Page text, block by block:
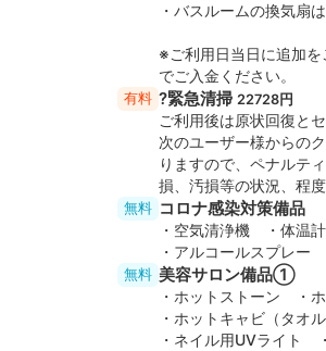
・バスルームの換気扇
※ご利用日当日に追加
でご入金ください。
有料 ?緊急清掃 22728円
ご利用後は原状回復と
次のユーザー様からの
りますので、ペナルテ
損、汚損等の状況、程
無料 コロナ感染対策備品
・空気清浄機 ・体温
・アルコールスプレー
無料 美容サロン備品①
・ホットストーン ・
・ホットキャビ（タオ
・ネイル用UVライト